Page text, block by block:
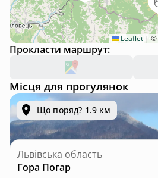
Leaflet | ©
Прокласти маршрут:
Місця для прогулянок
Що поряд? 1.9 км
Львівська область
Гора Погар